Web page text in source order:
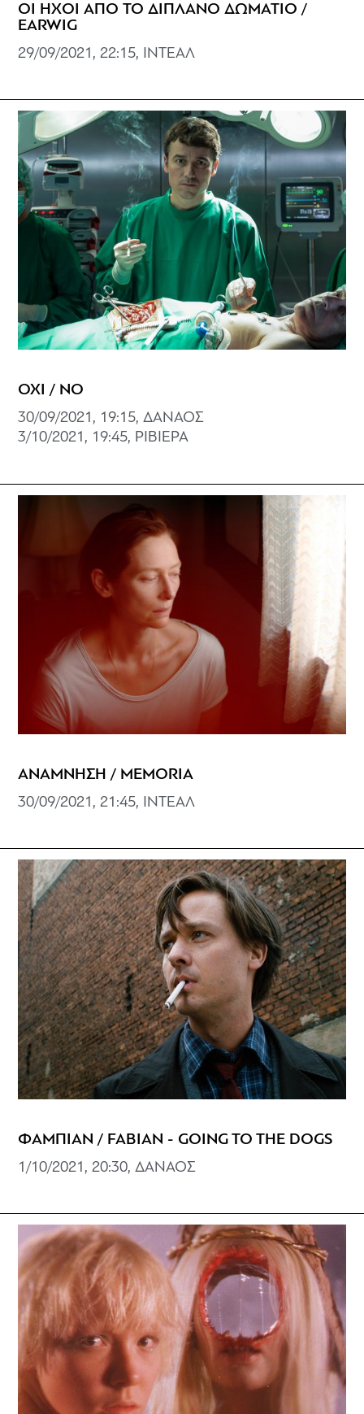
ΟΙ ΗΧΟΙ ΑΠΟ ΤΟ ΔΙΠΛΑΝΟ ΔΩΜΑΤΙΟ /
EARWIG
29/09/2021, 22:15, ΙΝΤΕΑΛ
ΟΧΙ / NO
30/09/2021, 19:15, ΔΑΝΑΟΣ
3/10/2021, 19:45, ΡΙΒΙΕΡΑ
ΑΝΑΜΝΗΣΗ / MEMORIA
30/09/2021, 21:45, ΙΝΤΕΑΛ
ΦΑΜΠΙΑΝ / FABIAN - GOING TO THE DOGS
1/10/2021, 20:30, ΔΑΝΑΟΣ